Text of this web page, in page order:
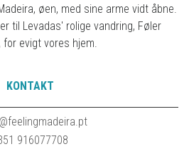
øen, med sine arme vidt åbne.
til Levadas' rolige vandring, Føler
for evigt vores hjem.
KONTAKT
916077708